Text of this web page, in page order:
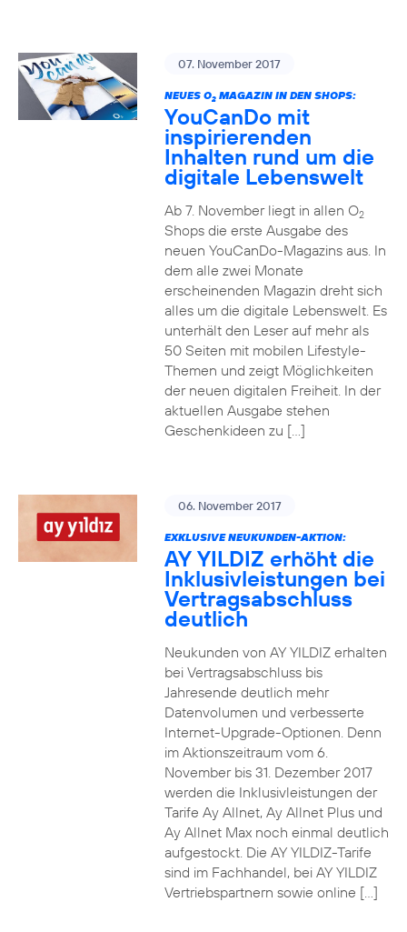
07. November 2017
NEUES O2MAGAZIN IN DEN SHOPS:
YouCanDo mit
inspirierenden
Inhalten rund um die
digitale Lebenswelt
Ab 7. November liegt in allen O2
Shops die erste Ausgabe des
neuen YouCanDo-Magazins aus. In
dem alle zwei Monate
erscheinenden Magazin dreht sich
alles um die digitale Lebenswelt. Es
unterhält den Leser auf mehr als
50 Seiten mit mobilen Lifestyle-
Themen und zeigt Möglichkeiten
der neuen digitalen Freiheit. In der
aktuellen Ausgabe stehen
Geschenkideen zu […]
06. November 2017
EXKLUSIVE NEUKUNDEN-AKTION:
AY YILDIZ erhöht die
Inklusivleistungen bei
Vertragsabschluss
deutlich
Neukunden von AY YILDIZ erhalten
bei Vertragsabschluss bis
Jahresende deutlich mehr
Datenvolumen und verbesserte
Internet-Upgrade-Optionen. Denn
im Aktionszeitraum vom 6.
November bis 31. Dezember 2017
werden die Inklusivleistungen der
Tarife Ay Allnet, Ay Allnet Plus und
Ay Allnet Max noch einmal deutlich
aufgestockt. Die AY YILDIZ-Tarife
sind im Fachhandel, bei AY YILDIZ
Vertriebspartnern sowie online […]